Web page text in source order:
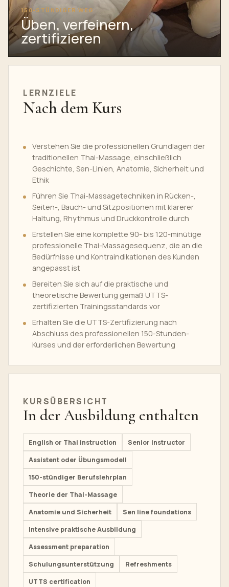
150-STÜNDIGER WEG
Üben, verfeinern,
zertifizieren
LERNZIELE
Nach dem Kurs
Verstehen Sie die professionellen Grundlagen der
traditionellen Thai-Massage, einschließlich
Geschichte, Sen-Linien, Anatomie, Sicherheit und
Ethik
Führen Sie Thai-Massagetechniken in Rücken-,
Seiten-, Bauch- und Sitzpositionen mit klarerer
Haltung, Rhythmus und Druckkontrolle durch
Erstellen Sie eine komplette 90- bis 120-minütige
professionelle Thai-Massagesequenz, die an die
Bedürfnisse und Kontraindikationen des Kunden
angepasst ist
Bereiten Sie sich auf die praktische und
theoretische Bewertung gemäß UTTS-
zertifizierten Trainingsstandards vor
Erhalten Sie die UTTS-Zertifizierung nach
Abschluss des professionellen 150-Stunden-
Kurses und der erforderlichen Bewertung
KURSÜBERSICHT
In der Ausbildung enthalten
English or Thai instruction
Senior instructor
Assistent oder Übungsmodell
150-stündiger Berufslehrplan
Theorie der Thai-Massage
Anatomie und Sicherheit
Sen line foundations
Intensive praktische Ausbildung
Assessment preparation
Schulungsunterstützung
Refreshments
UTTS certification